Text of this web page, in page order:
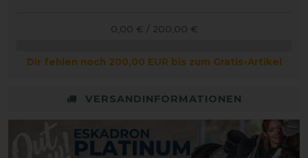
0,00 € / 200,00 €
Dir fehlen noch 200,00 EUR bis zum Gratis-Artikel
VERSANDINFORMATIONEN